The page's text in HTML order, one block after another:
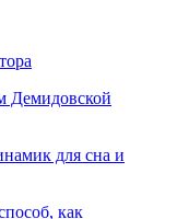
Демидовской
для сна и
как